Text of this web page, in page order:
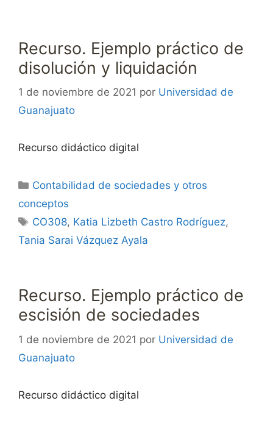
Recurso. Ejemplo práctico de
disolución y liquidación
1 de noviembre de 2021 por Universidad de
Guanajuato
Recurso didáctico digital
Categorías
Contabilidad de sociedades y otros
conceptos
Etiquetas
CO308, Katia Lizbeth Castro Rodríguez,
Tania Sarai Vázquez Ayala
Recurso. Ejemplo práctico de
escisión de sociedades
1 de noviembre de 2021 por Universidad de
Guanajuato
Recurso didáctico digital